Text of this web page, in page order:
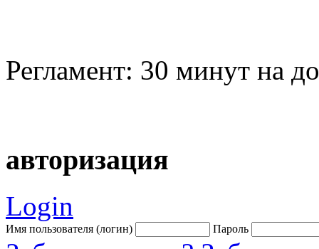
Регламент: 30 минут на
авторизация
Login
Имя пользователя (логин) Пароль